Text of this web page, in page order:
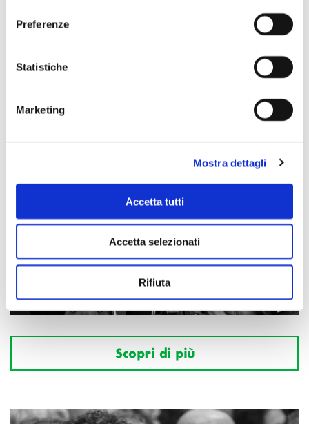
Preferenze
Statistiche
Marketing
Mostra dettagli
Accetta tutti
Accetta selezionati
Rifiuta
Scopri di più